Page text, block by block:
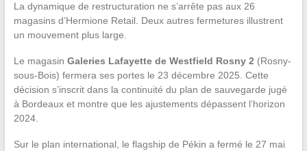
La dynamique de restructuration ne s’arrête pas aux 26
magasins d’Hermione Retail. Deux autres fermetures illustrent
un mouvement plus large.
Le magasin Galeries Lafayette de Westfield Rosny 2(Rosny-
sous-Bois) fermera ses portes le 23 décembre 2025. Cette
décision s’inscrit dans la continuité du plan de sauvegarde jugé
à Bordeaux et montre que les ajustements dépassent l’horizon
2024.
Sur le plan international, le flagship de Pékin a fermé le 27 mai